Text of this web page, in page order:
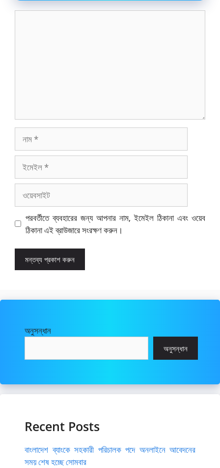
ইমেইল
পরবর্তীতে ব্যবহারের জন্য আপনার নাম, ইমেইল ঠিকানা এবং ওয়েব
ঠিকানা এই ব্রাউজারে সংরক্ষণ করুন।
অনুসন্ধান
অনুসন্ধান
Recent Posts
বাংলাদেশ ব্যাংকে সহকারী পরিচালক পদে অনলাইনে আবেদনের
সময় শেষ হচ্ছে সোমবার